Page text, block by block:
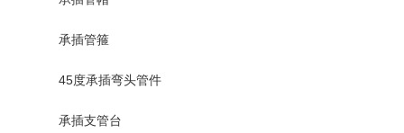
承插管箍
45度承插弯头管件
承插支管台